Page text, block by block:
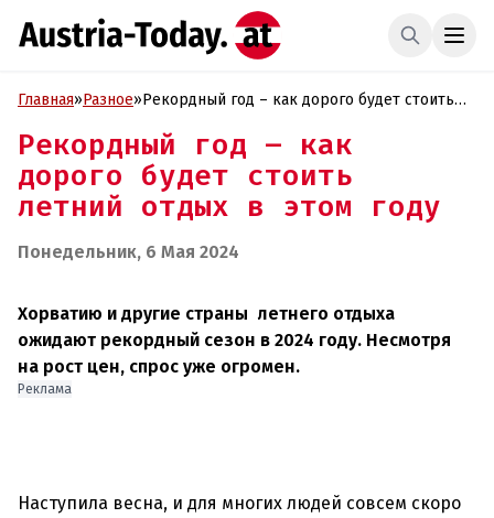
Главная»Разное»Рекордный год – как дорого будет стоить
Рекордный год – как
дорого будет стоить
летний отдых в этом году
Понедельник, 6 Мая 2024
Хорватию и другие страны летнего отдыха
ожидают рекордный сезон в 2024 году. Несмотря
на рост цен, спрос уже огромен.
Реклама
Наступила весна, и для многих людей совсем скоро